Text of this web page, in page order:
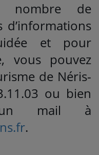
nombre de
d’informations
et pour
vous pouvez
de Néris-
ou bien
un mail à
.